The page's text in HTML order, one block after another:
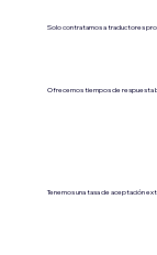
Solo contratamos a traductores
Ofrecemos tiempos de respuesta
Tenemos una tasa de aceptación